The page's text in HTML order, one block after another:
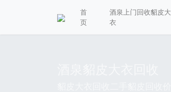
首
页
酒泉上门回收貂皮大
衣